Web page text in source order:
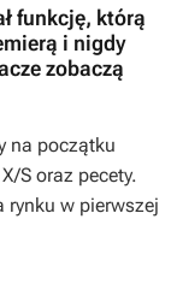
funkcję, którą
i nigdy
zobaczą
na początku
S oraz pecety.
rynku w pierwszej